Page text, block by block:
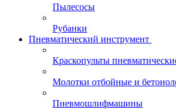
Пылесосы
Рубанки
Пневматический инструмент
Краскопульты
Молотки отбойные и
Пневмошлифмашины